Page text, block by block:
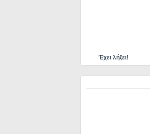
Έχει λήξει!